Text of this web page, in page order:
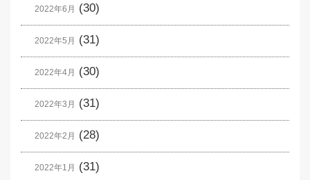
2022年6月 (30)
2022年5月 (31)
2022年4月 (30)
2022年3月 (31)
2022年2月 (28)
2022年1月 (31)